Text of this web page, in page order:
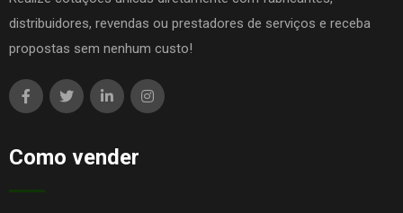
distribuidores, revendas ou prestadores de serviços e receba
propostas sem nenhum custo!
Como vender